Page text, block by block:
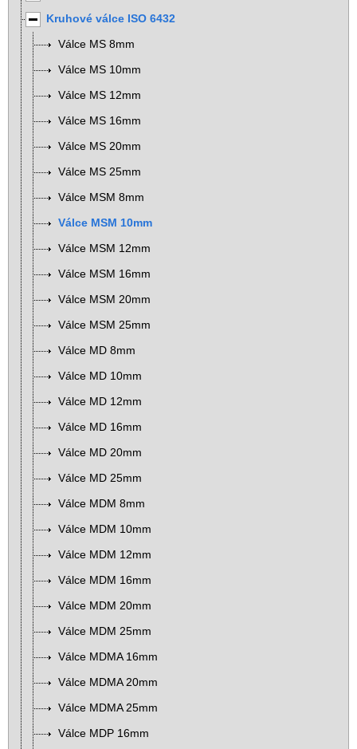
Kruhové válce ISO 6432
Válce MS 8mm
Válce MS 10mm
Válce MS 12mm
Válce MS 16mm
Válce MS 20mm
Válce MS 25mm
Válce MSM 8mm
Válce MSM 10mm
Válce MSM 12mm
Válce MSM 16mm
Válce MSM 20mm
Válce MSM 25mm
Válce MD 8mm
Válce MD 10mm
Válce MD 12mm
Válce MD 16mm
Válce MD 20mm
Válce MD 25mm
Válce MDM 8mm
Válce MDM 10mm
Válce MDM 12mm
Válce MDM 16mm
Válce MDM 20mm
Válce MDM 25mm
Válce MDMA 16mm
Válce MDMA 20mm
Válce MDMA 25mm
Válce MDP 16mm